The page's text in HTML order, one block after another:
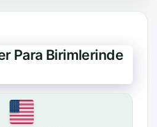
Para Birimlerinde